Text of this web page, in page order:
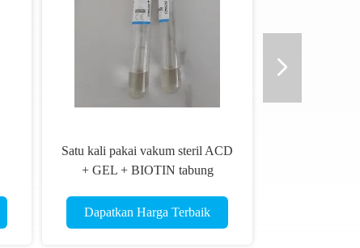
Satu kali pakai vakum steril ACD
+ GEL + BIOTIN tabung
Dapatkan Harga Terbaik